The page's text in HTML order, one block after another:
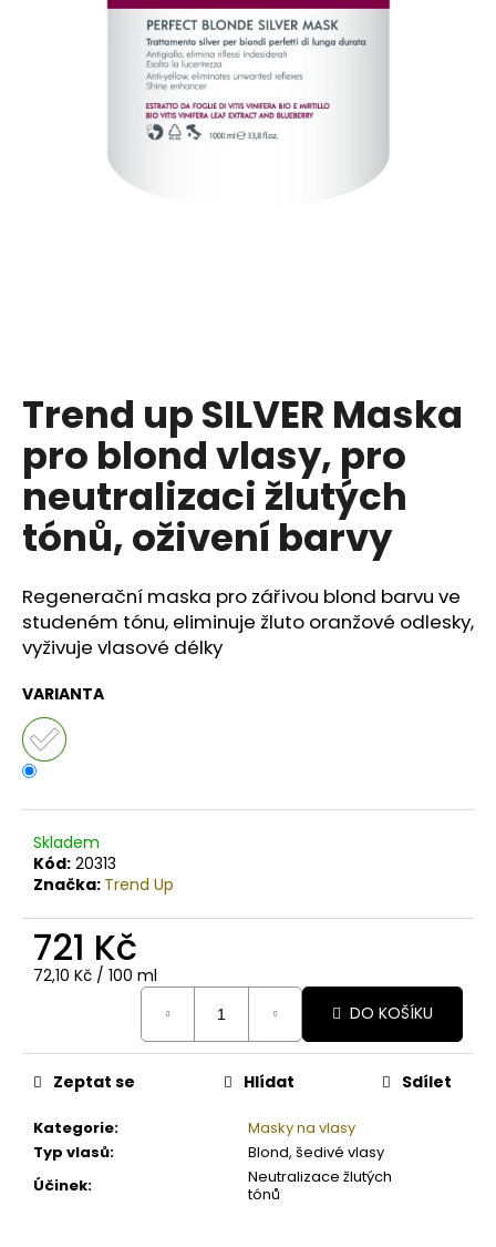
Trend up SILVER Maska
pro blond vlasy, pro
neutralizaci žlutých
tónů, oživení barvy
Regenerační maska pro zářivou blond barvu ve
studeném tónu, eliminuje žluto oranžové odlesky,
vyživuje vlasové délky
VARIANTA
Skladem
Kód: 20313
Značka: Trend Up
721 Kč
Měrná
72,10 Kč / 100 ml
DO KOŠÍKU
Kategorie:
Masky na vlasy
Typ vlasů:
Blond, šedivé vlasy
Účinek:
Neutralizace žlutých
tónů
Zeptat se Hlídat Sdílet
p
o
r
u
č
u
j
m
e
BODY
BY
SIMONA
BIO
JASMINE
ORGANICKÉ
VYRÁBĚNÉ
BAMBUCKÉ
MÁSLO
PRO
OSLNIVÝ
LESK
250ML
990
Kč